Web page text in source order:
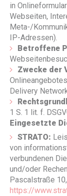
in
Webseiten,
Meta-/
IP-Adressen).
Betroffene
Zwecke der
Delivery
1 S. 1 lit. f.
Eingesetzte
STRATO:
von
verbundenen
und/oder
Pascalstraße
https://